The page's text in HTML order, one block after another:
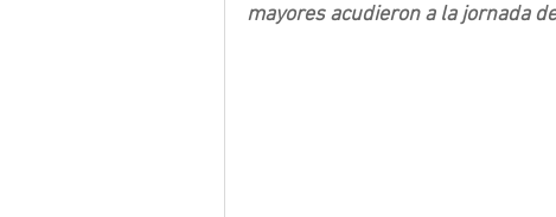
mayores acudieron a la jornada